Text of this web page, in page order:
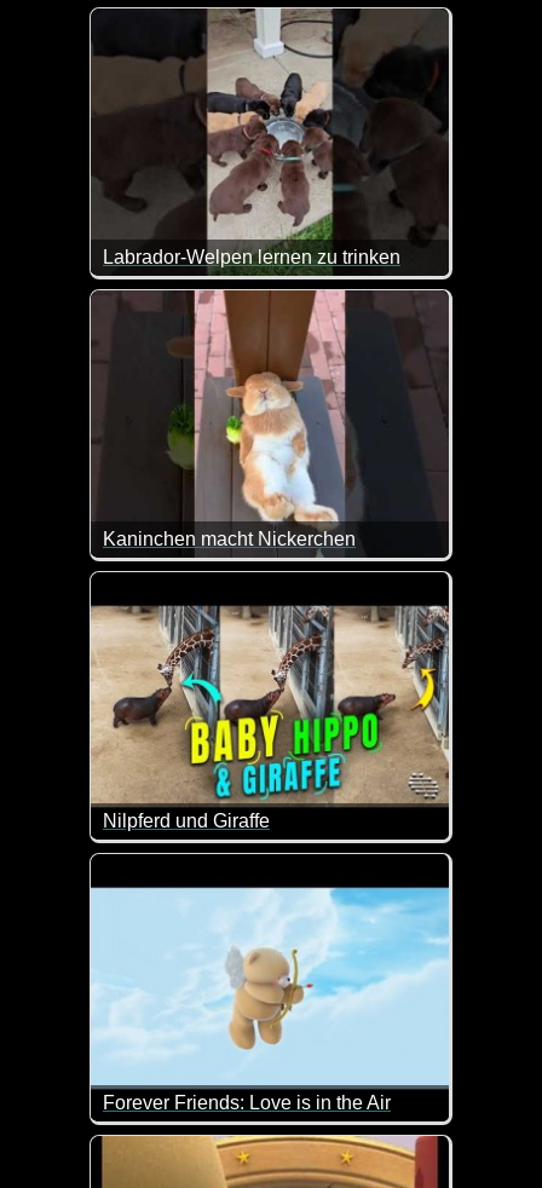
Ist das nicht goldig wie da kleine Kätzchen zum
Labrador-Welpen lernen zu trinken
Sind diese Welpen nicht zuckersüß?
Kaninchen macht Nickerchen
Das sieht doch mal gemütlich aus...
Nilpferd und Giraffe
Das ist doch nett wie das kleine Nilpferd mal
Forever Friends: Love is in the Air
Ist das ein liebes Video. Allein die Bärchen sind